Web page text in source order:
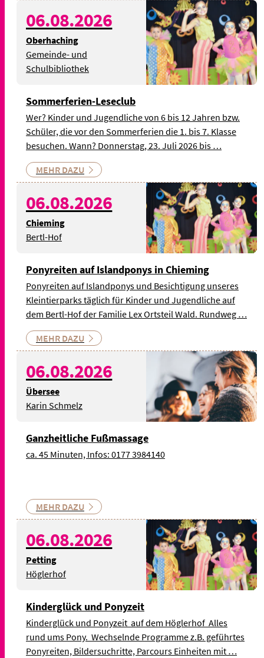
06.08.2026
Oberhaching
Gemeinde- und
Schulbibliothek
© Bild: Maximiliano
Cinquerrui auf Pixabay -
Symbolbild
Sommerferien-Leseclub
Wer? Kinder und Jugendliche von 6 bis 12 Jahren bzw.
Schüler, die vor den Sommerferien die 1. bis 7. Klasse
besuchen. Wann? Donnerstag, 23. Juli 2026 bis …
MEHR DAZU
06.08.2026
Chieming
Bertl-Hof
© Bild: Maximiliano
Cinquerrui auf Pixabay -
Symbolbild
Ponyreiten auf Islandponys in Chieming
Ponyreiten auf Islandponys und Besichtigung unseres
Kleintierparks täglich für Kinder und Jugendliche auf
dem Bertl-Hof der Familie Lex Ortsteil Wald. Rundweg …
MEHR DAZU
06.08.2026
Übersee
Karin Schmelz
© Bild: StockSnap auf
Pixabay - Symbolbild
Ganzheitliche Fußmassage
ca. 45 Minuten, Infos: 0177 3984140
MEHR DAZU
06.08.2026
Petting
Höglerhof
© Bild: Maximiliano
Cinquerrui auf Pixabay -
Symbolbild
Kinderglück und Ponyzeit
Kinderglück und Ponyzeit ️ auf dem Höglerhof Alles
rund ums Pony. Wechselnde Programme z.B. geführtes
Ponyreiten, Bildersuchritte, Parcours Einheiten mit …